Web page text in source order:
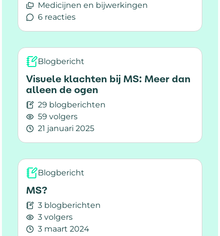
Medicijnen en bijwerkingen
6 reacties
Lees meer over corona vaccinatie.
Blogbericht
Visuele klachten bij MS: Meer dan
alleen de ogen
29 blogberichten
59 volgers
21 januari 2025
Lees meer over Visuele klachten bij MS: Meer
Blogbericht
MS?
3 blogberichten
3 volgers
3 maart 2024